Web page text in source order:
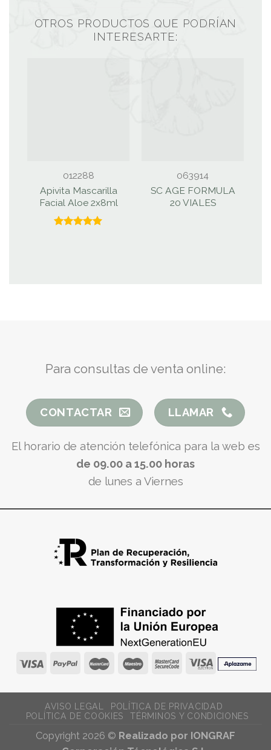
OTROS PRODUCTOS QUE PODRÍAN
INTERESARTE:
012288
Apivita Mascarilla
Facial Aloe 2x8ml
063914
SC AGE FORMULA
20 VIALES
Para consultas de venta online:
CONTACTAR LLAMAR
El horario de atención telefónica para la web es
de 09.00 a 15.00 horas
de lunes a Viernes
AVISO LEGAL
POLÍTICA DE PRIVACIDAD
POLÍTICA DE COOKIES
TÉRMINOS Y CONDICIONES
Copyright 2026 © Realizado por IONGRAF